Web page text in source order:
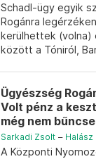
Schadl-ügy egyik
Rogánra
kerülhettek (volna)
között a Tóniról,
Ügyészség
Volt pénz a
még nem
Sarkadi Zsolt – Halász
A Központi